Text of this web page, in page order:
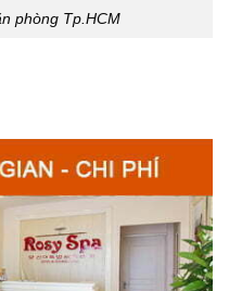
phòng Tp.HCM